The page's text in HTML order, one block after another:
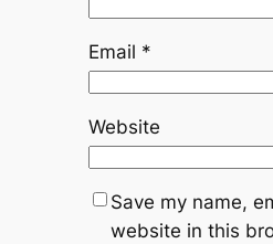
Email *
Website
Save my name,
website in this